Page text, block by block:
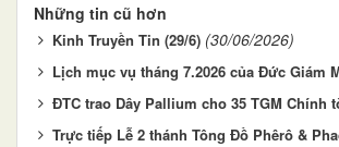
Những tin cũ hơn
Kinh Truyền Tin (29/6) (30/06/2026)
Lịch mục vụ tháng 7.2026 của Đức Giám
ĐTC trao Dây Pallium cho 35 TGM Chính
Trực tiếp Lễ 2 thánh Tông Đồ Phêrô &